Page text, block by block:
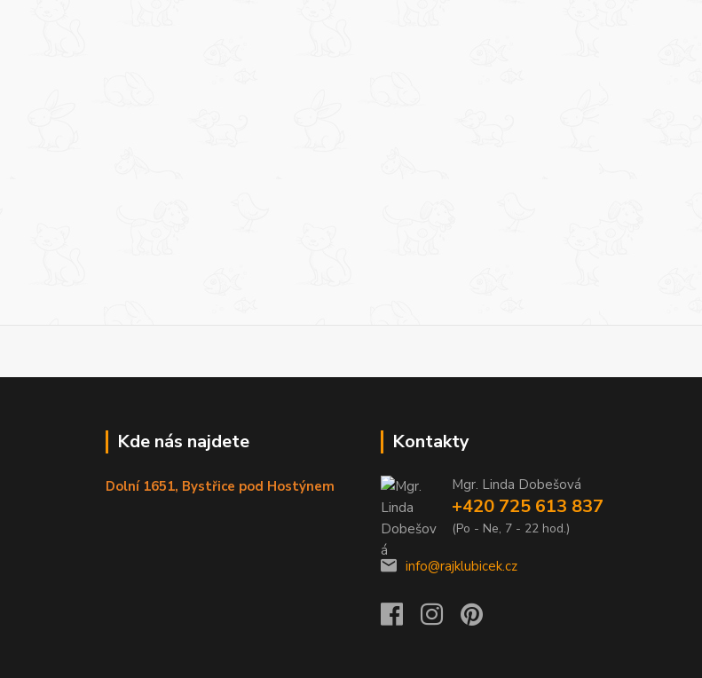
Kde nás najdete
Dolní 1651, Bystřice pod Hostýnem
Kontakty
Mgr. Linda Dobešová
+420 725 613 837
(Po - Ne, 7 - 22 hod.)
info@rajklubicek.cz